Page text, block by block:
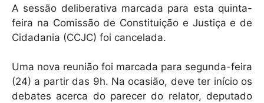
A sessão deliberativa marcada para esta quinta-
feira na Comissão de Constituição e Justiça e de
Cidadania (CCJC) foi cancelada.
Uma nova reunião foi marcada para segunda-feira
(24) a partir das 9h. Na ocasião, deve ter início os
debates acerca do parecer do relator, deputado